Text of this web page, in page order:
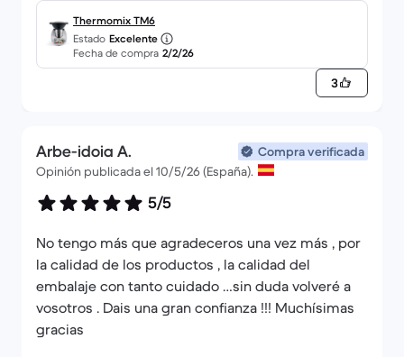
Thermomix TM6
Estado Excelente
Fecha de compra 2/2/26
3
Arbe-idoia A.
Compra verificada
Opinión publicada el 10/5/26 (España).
5/5
No tengo más que agradeceros una vez más , por
la calidad de los productos , la calidad del
embalaje con tanto cuidado …sin duda volveré a
vosotros . Dais una gran confianza !!! Muchísimas